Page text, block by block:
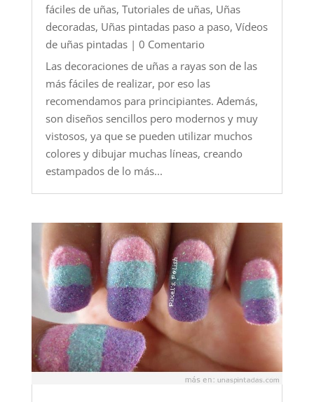
fáciles de uñas, Tutoriales de uñas, Uñas
decoradas, Uñas pintadas paso a paso, Vídeos
de uñas pintadas| 0 Comentario
Las decoraciones de uñas a rayas son de las
más fáciles de realizar, por eso las
recomendamos para principiantes. Además,
son diseños sencillos pero modernos y muy
vistosos, ya que se pueden utilizar muchos
colores y dibujar muchas líneas, creando
estampados de lo más...